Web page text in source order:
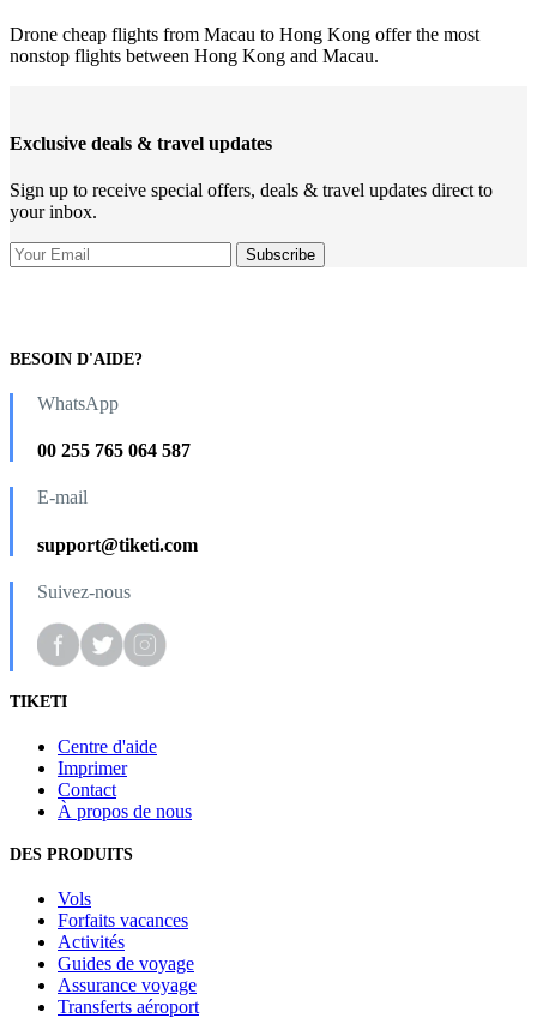
Drone cheap flights from Macau to Hong Kong offer the most
nonstop flights between Hong Kong and Macau.
Exclusive deals & travel updates
Sign up to receive special offers, deals & travel updates direct to
your inbox.
BESOIN D'AIDE?
WhatsApp
00 255 765 064 587
E-mail
support@tiketi.com
Suivez-nous
TIKETI
Centre d'aide
Imprimer
Contact
À propos de nous
DES PRODUITS
Vols
Forfaits vacances
Activités
Guides de voyage
Assurance voyage
Transferts aéroport